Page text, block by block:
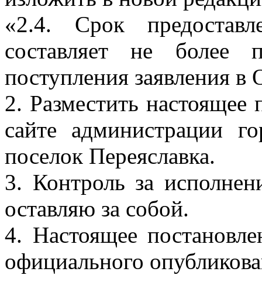
«2.4. Срок
составляет не
поступления заявления
2. Разместить
сайте администрации
поселок Переяславка.
3. Контроль за
оставляю за собой.
4. Настоящее
официального